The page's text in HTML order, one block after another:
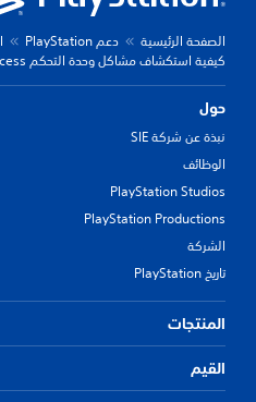
الصفحة الرئيسية دعم PlayStation
كيفية استكشاف مشاكل وحدة التحكم Access وإصلاحها
حول
نبذة عن شركة SIE
الوظائف
PlayStation Studios
PlayStation Productions
الشركة
تاريخ PlayStation
المنتجات
القيم